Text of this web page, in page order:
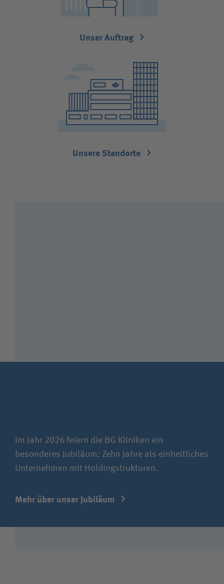
Unser Auftrag
Unsere Standorte
Im Jahr 2026 feiern die BG Kliniken ein
besonderes Jubiläum: Zehn Jahre als einheitliches
Unternehmen mit Holdingstrukturen.
Mehr über unser Jubiläum